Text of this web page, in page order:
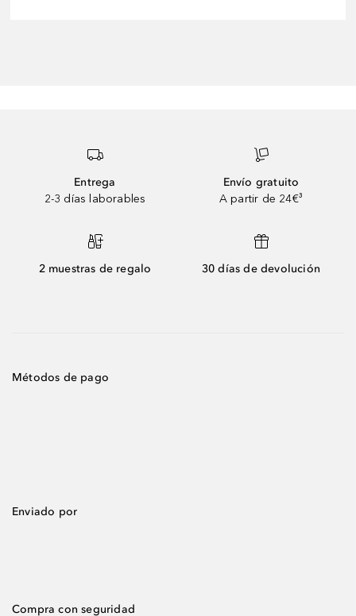
Entrega
2-3 días laborables
Envío gratuito
A partir de 24€³
2 muestras de regalo 30 días de devolución
Métodos de pago
Enviado por
Compra con seguridad